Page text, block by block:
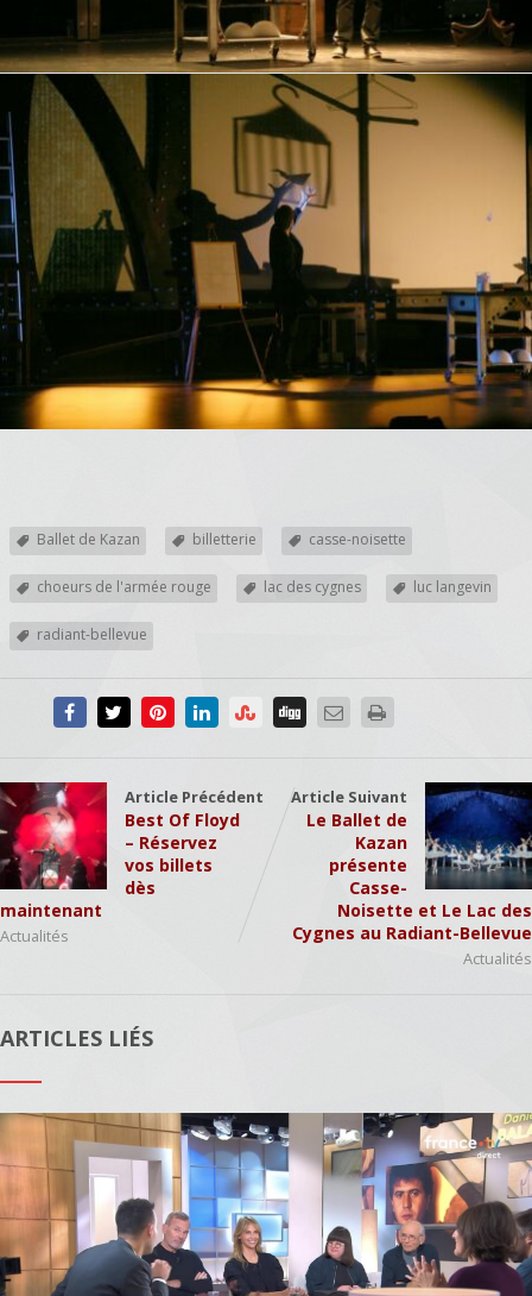
Ballet de Kazan billetterie casse-noisette
choeurs de l'armée rouge lac des cygnes luc langevin
radiant-bellevue
Article Précédent
Best Of Floyd
– Réservez
vos billets
dès
maintenant
Actualités
Article Suivant
Le Ballet de
Kazan
présente
Casse-
Noisette et Le Lac des
Cygnes au Radiant-Bellevue
Actualités
ARTICLES LIÉS